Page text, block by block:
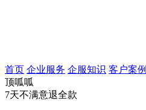
首页 企业服务 企服知识 客户案例
顶呱呱
7天不满意退全款